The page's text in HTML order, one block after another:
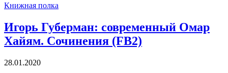
Книжная полка
Игорь Губерман: современный Омар
Хайям. Сочинения (FB2)
28.01.2020